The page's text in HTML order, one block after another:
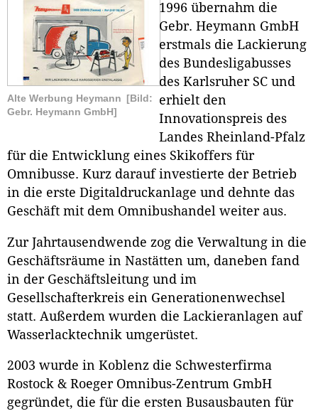
Alte Werbung Heymann [Bild:
Gebr. Heymann GmbH]
1996 übernahm die
Gebr. Heymann GmbH
erstmals die Lackierung
des Bundesligabusses
des Karlsruher SC und
erhielt den
Innovationspreis des
Landes Rheinland-Pfalz
für die Entwicklung eines Skikoffers für
Omnibusse. Kurz darauf investierte der Betrieb
in die erste Digitaldruckanlage und dehnte das
Geschäft mit dem Omnibushandel weiter aus.
Zur Jahrtausendwende zog die Verwaltung in die
Geschäftsräume in Nastätten um, daneben fand
in der Geschäftsleitung und im
Gesellschafterkreis ein Generationenwechsel
statt. Außerdem wurden die Lackieranlagen auf
Wasserlacktechnik umgerüstet.
2003 wurde in Koblenz die Schwesterfirma
Rostock & Roeger Omnibus-Zentrum GmbH
gegründet, die für die ersten Busausbauten für